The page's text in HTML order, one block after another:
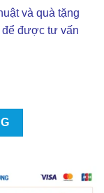
và quà tặng
để được tư vấn
lượng